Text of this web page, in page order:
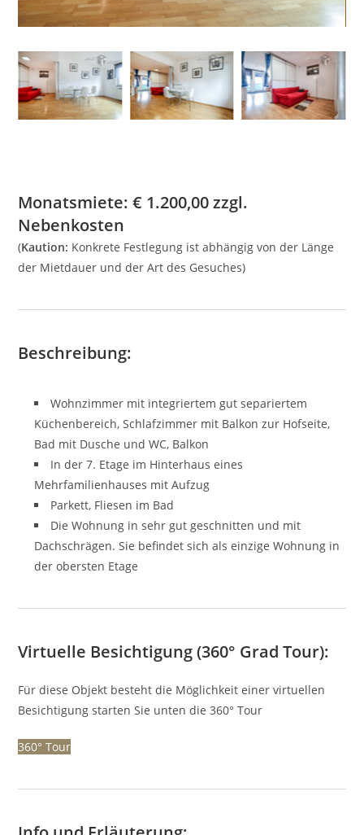
Monatsmiete:€ 1.200,00zzgl.
Nebenkosten
(Kaution: Konkrete Festlegung ist abhängig von der Länge
der Mietdauer und der Art des Gesuches)
Beschreibung:
Wohnzimmer mit integriertem gut separiertem
Küchenbereich, Schlafzimmer mit Balkon zur Hofseite,
Bad mit Dusche und WC, Balkon
In der 7. Etage im Hinterhaus eines
Mehrfamilienhauses mit Aufzug
Parkett, Fliesen im Bad
Die Wohnung in sehr gut geschnitten und mit
Dachschrägen. Sie befindet sich als einzige Wohnung in
der obersten Etage
Virtuelle Besichtigung (360° Grad Tour):
Für diese Objekt besteht die Möglichkeit einer virtuellen
Besichtigung starten Sie unten die 360° Tour
360° Tour